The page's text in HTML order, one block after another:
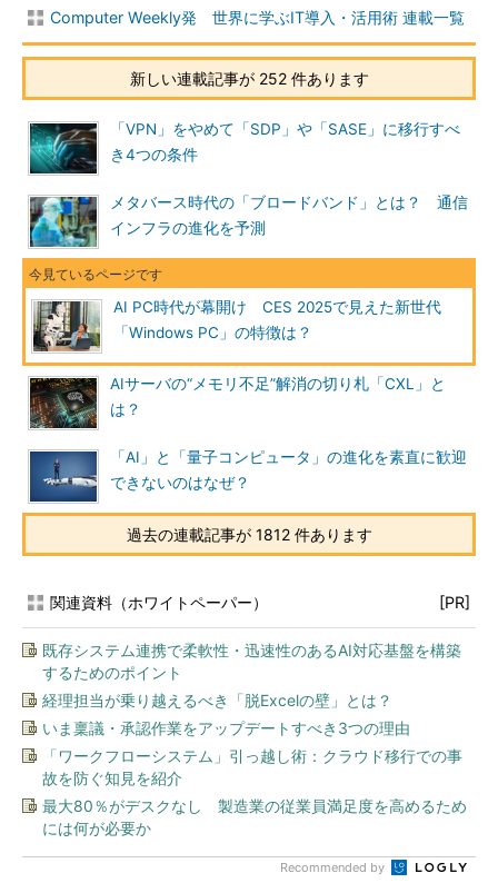
Computer Weekly発 世界に学ぶIT導入・活用術 連載一覧
新しい連載記事が 252 件あります
「VPN」をやめて「SDP」や「SASE」に移行すべ
き4つの条件
メタバース時代の「ブロードバンド」とは？ 通信
インフラの進化を予測
AI PC時代が幕開け CES 2025で見えた新世代
「Windows PC」の特徴は？
AIサーバの“メモリ不足”解消の切り札「CXL」と
は？
「AI」と「量子コンピュータ」の進化を素直に歓迎
できないのはなぜ？
過去の連載記事が 1812 件あります
関連資料（ホワイトペーパー） [PR]
既存システム連携で柔軟性・迅速性のあるAI対応基盤を構築
するためのポイント
経理担当が乗り越えるべき「脱Excelの壁」とは？
いま稟議・承認作業をアップデートすべき3つの理由
「ワークフローシステム」引っ越し術：クラウド移行での事
故を防ぐ知見を紹介
最大80％がデスクなし 製造業の従業員満足度を高めるため
には何が必要か
Recommended by